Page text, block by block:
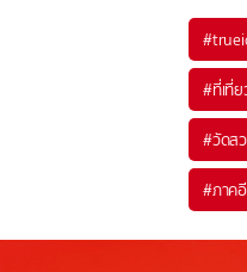
#ที่เที่
#วัดส
#ภาค